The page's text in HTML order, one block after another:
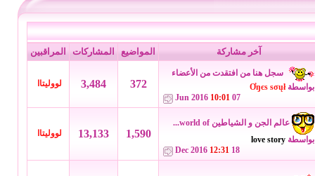
آخر مشاركة المواضيع المشاركات المراقبين
سجل هنا من افتقدت من الأعضاء
بواسطةƠŋєѕ ѕσųł
07 Jun 2016
10:01
372
3,484 لووليتاا
عالم الجن و الشياطين world of...
بواسطة love story
18 Dec 2016
12:31
1,590
13,133 لووليتاا